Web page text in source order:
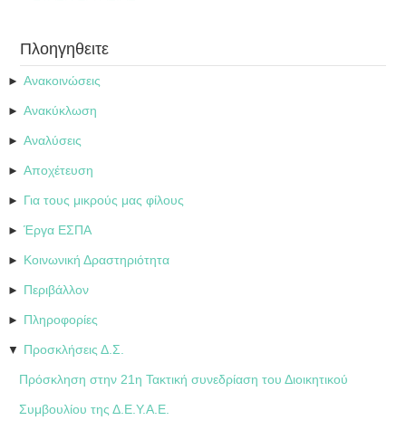
Πλοηγηθειτε
► Ανακοινώσεις
► Ανακύκλωση
► Αναλύσεις
► Αποχέτευση
► Για τους μικρούς μας φίλους
► Έργα ΕΣΠΑ
► Κοινωνική Δραστηριότητα
► Περιβάλλον
► Πληροφορίες
▼ Προσκλήσεις Δ.Σ.
Πρόσκληση στην 21η Τακτική συνεδρίαση του Διοικητικού
Συμβουλίου της Δ.Ε.Υ.Α.Ε.